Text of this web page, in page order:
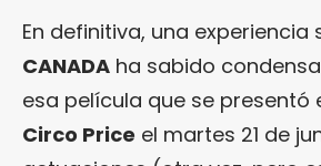
En definitiva, una experiencia
CANADA ha sabido
esa película que se presentó
Circo Price el martes 21 de